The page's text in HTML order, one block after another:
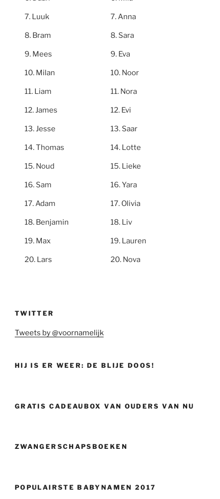
Luuk
Bram
Mees
Milan
Liam
James
Jesse
Thomas
Noud
Sam
Adam
Benjamin
Max
Lars
Anna
Sara
Eva
Noor
Nora
Evi
Saar
Lotte
Lieke
Yara
Olivia
Liv
Lauren
Nova
TWITTER
Tweets by @voornamelijk
HIJ IS ER WEER: DE BLIJE DOOS!
GRATIS CADEAUBOX VAN OUDERS VAN NU
ZWANGERSCHAPSBOEKEN
POPULAIRSTE BABYNAMEN 2017